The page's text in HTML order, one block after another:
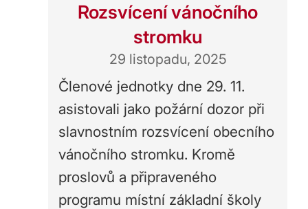
Rozsvícení vánočního
stromku
29 listopadu, 2025
Členové jednotky dne 29. 11.
asistovali jako požární dozor při
slavnostním rozsvícení obecního
vánočního stromku. Kromě
proslovů a připraveného
programu místní základní školy